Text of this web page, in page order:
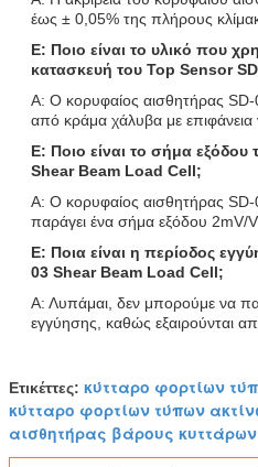
έως ± 0,05% της πλήρους
Ε: Ποιο είναι το υλικό που
κατασκευή του Top Sensor
Α: Ο κορυφαίος αισθητήρας SD-
από κράμα χάλυβα με επιφάνεια
Ε: Ποιο είναι το σήμα εξόδου
Shear Beam Load Cell;
Α: Ο κορυφαίος αισθητήρας
παράγει ένα σήμα εξόδου 2mV/V.
Ε: Ποια είναι η περίοδος
03 Shear Beam Load Cell;
Α: Λυπάμαι, δεν μπορούμε να
εγγύησης, καθώς εξαιρούνται
Ετικέττες: κύτταρο φορτίων
κύτταρο φορτίων τύπων
αισθητήρας βάρους